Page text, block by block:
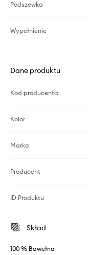
Podszewka
Wypełnienie
Dane produktu
Kod producenta
Kolor
Marka
Producent
ID Produktu
Skład
100 % Bawełna